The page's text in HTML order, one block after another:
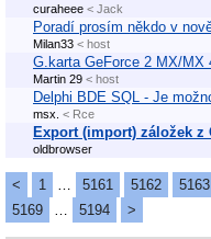
curaheee < Jack
Poradí prosím někdo v
Milan33 < host
G.karta GeForce 2 MX/MX
Martin 29 < host
Delphi BDE SQL - Je
msx. < Rce
Export (import) záložek z
oldbrowser
< 1 5161 5162 5163
5169
5194 >